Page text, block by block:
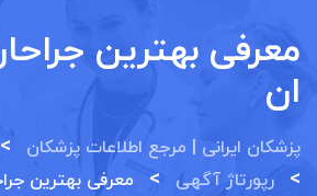
معرفی بهترین
ان
پزشکان ایرانی | مرجع اطلاعات پزشکان >
> رپورتاژ آگهی > معرفی بهترین